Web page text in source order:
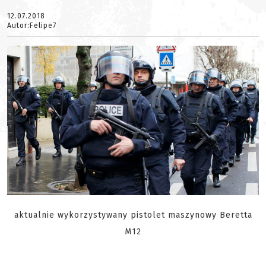
12.07.2018
Autor:Felipe7
aktualnie wykorzystywany pistolet maszynowy Beretta
M12